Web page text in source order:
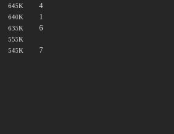
645K 4
640K 1
635K 6
555K
545K 7